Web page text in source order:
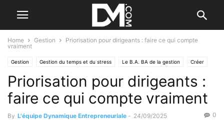
Home Gestion
Priorisation pour dirigeants : faire ce qui compte
vraiment
Gestion Gestion du temps et du stress Le B.A. BA de la gestion Créer
Le B.A. BA de la stratégie
Priorisation pour dirigeants :
faire ce qui compte vraiment
By L'équipe Dynamique Entrepreneuriale - 24/09/2025 0